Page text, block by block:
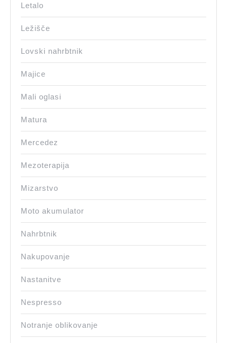
Letalo
Ležišče
Lovski nahrbtnik
Majice
Mali oglasi
Matura
Mercedez
Mezoterapija
Mizarstvo
Moto akumulator
Nahrbtnik
Nakupovanje
Nastanitve
Nespresso
Notranje oblikovanje